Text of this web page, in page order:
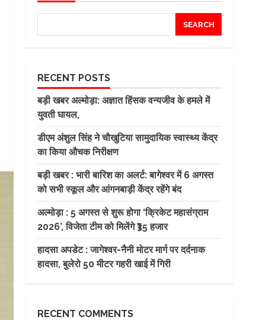
SEARCH
RECENT POSTS
बड़ी खबर अल्मोड़ा: अज्ञात हिंसक वन्यजीव के हमले में
युवती घायल,
डीएम अंशुल सिंह ने चौखुटिया सामुदायिक स्वास्थ्य केंद्र
का किया औचक निरीक्षण
बड़ी खबर : भारी बारिश का अलर्ट: बागेश्वर में 6 अगस्त
को सभी स्कूल और आंगनबाड़ी केंद्र रहेंगे बंद
अल्मोड़ा : 5 अगस्त से शुरू होगा ‘क्रिकेट महासंग्राम
2026’, विजेता टीम को मिलेंगे ₹35 हजार
हादसा अपडेट : जागेश्वर-नैनी मोटर मार्ग पर दर्दनाक
हादसा, बुलेरो 50 मीटर गहरी खाई में गिरी
RECENT COMMENTS